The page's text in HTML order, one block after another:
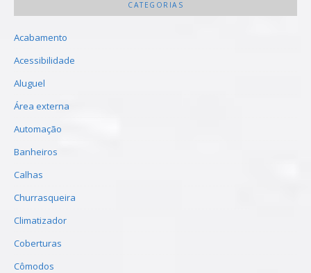
CATEGORIAS
Acabamento
Acessibilidade
Aluguel
Área externa
Automação
Banheiros
Calhas
Churrasqueira
Climatizador
Coberturas
Cômodos